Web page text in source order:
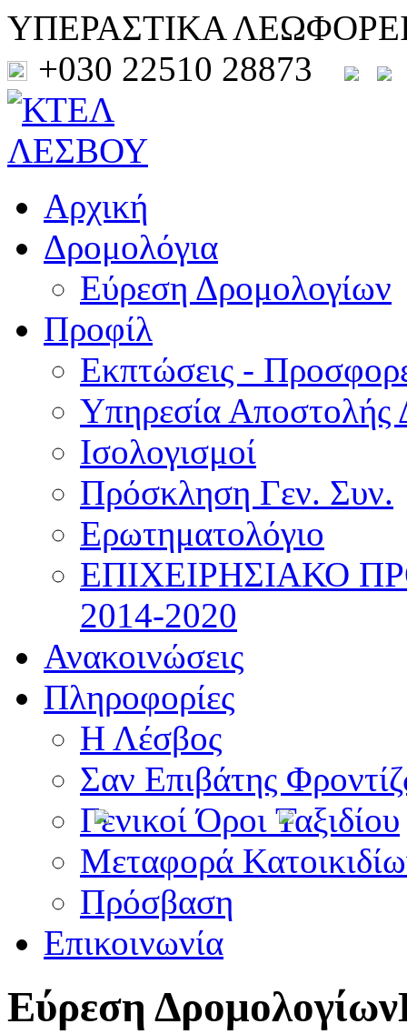
ΥΠΕΡΑΣΤΙΚΑ
+030 22510 28873
Αρχική
Δρομολόγια
Εύρεση Δρομολογίων
Προφίλ
Εκπτώσεις -
Υπηρεσία Αποστολής
Ισολογισμοί
Πρόσκληση Γεν. Συν.
Ερωτηματολόγιο
ΕΠΙΧΕΙΡΗΣΙΑΚΟ
2014-2020
Ανακοινώσεις
Πληροφορίες
Η Λέσβος
Σαν Επιβάτης
Γενικοί Όροι Ταξιδίου
Μεταφορά
Πρόσβαση
Επικοινωνία
Εύρεση Δρομολογίων